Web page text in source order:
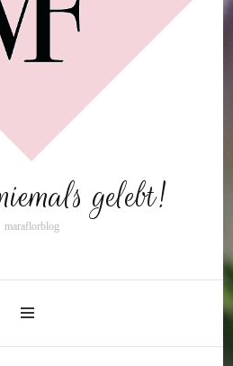
gelebt!
maraflorblog